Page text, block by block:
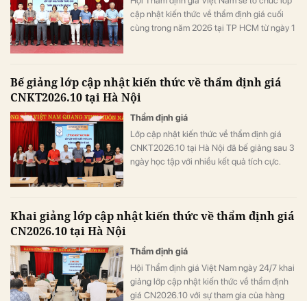
cập nhật kiến thức về thẩm định giá cuối
cùng trong năm 2026 tại TP HCM từ ngày 1
Bế giảng lớp cập nhật kiến thức về thẩm định giá
CNKT2026.10 tại Hà Nội
Thẩm định giá
Lớp cập nhật kiến thức về thẩm định giá
CNKT2026.10 tại Hà Nội đã bế giảng sau 3
ngày học tập với nhiều kết quả tích cực.
Khai giảng lớp cập nhật kiến thức về thẩm định giá
CN2026.10 tại Hà Nội
Thẩm định giá
Hội Thẩm định giá Việt Nam ngày 24/7 khai
giảng lớp cập nhật kiến thức về thẩm định
giá CN2026.10 với sự tham gia của hàng